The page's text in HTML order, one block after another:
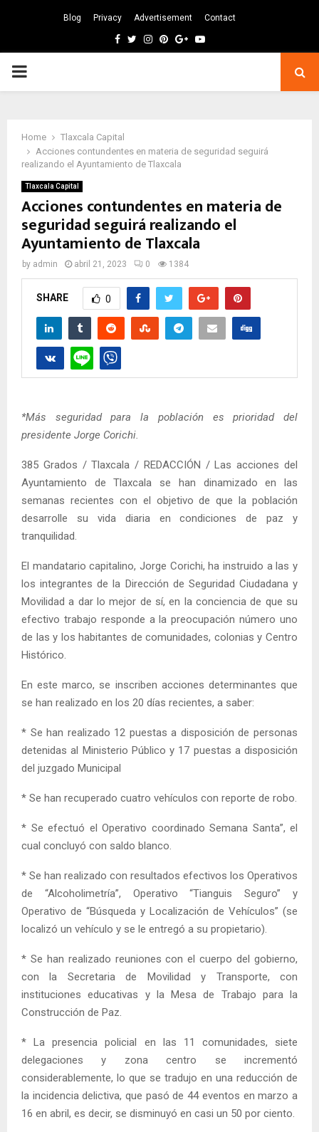
Blog Privacy Advertisement Contact
Facebook
TwitterInstagram
Pinterest
GoogleYoutube
PRIMARY
Home
Tlaxcala Capital
Acciones contundentes en materia de seguridad seguirá
realizando el Ayuntamiento de Tlaxcala
Tlaxcala Capital
Acciones contundentes en materia de
seguridad seguirá realizando el
Ayuntamiento de Tlaxcala
by admin abril 21, 2023 0 1384
SHARE 0
*Más seguridad para la población es prioridad del
presidente Jorge Corichi.
385 Grados / Tlaxcala / REDACCIÓN / Las acciones del
Ayuntamiento de Tlaxcala se han dinamizado en las
semanas recientes con el objetivo de que la población
desarrolle su vida diaria en condiciones de paz y
tranquilidad.
El mandatario capitalino, Jorge Corichi, ha instruido a las y
los integrantes de la Dirección de Seguridad Ciudadana y
Movilidad a dar lo mejor de sí, en la conciencia de que su
efectivo trabajo responde a la preocupación número uno
de las y los habitantes de comunidades, colonias y Centro
Histórico.
En este marco, se inscriben acciones determinantes que
se han realizado en los 20 días recientes, a saber:
* Se han realizado 12 puestas a disposición de personas
detenidas al Ministerio Público y 17 puestas a disposición
del juzgado Municipal
* Se han recuperado cuatro vehículos con reporte de robo.
* Se efectuó el Operativo coordinado Semana Santa”, el
cual concluyó con saldo blanco.
* Se han realizado con resultados efectivos los Operativos
de “Alcoholimetría”, Operativo “Tianguis Seguro” y
Operativo de “Búsqueda y Localización de Vehículos” (se
localizó un vehículo y se le entregó a su propietario).
* Se han realizado reuniones con el cuerpo del gobierno,
con la Secretaria de Movilidad y Transporte, con
instituciones educativas y la Mesa de Trabajo para la
Construcción de Paz.
* La presencia policial en las 11 comunidades, siete
delegaciones y zona centro se incrementó
considerablemente, lo que se tradujo en una reducción de
la incidencia delictiva, que pasó de 44 eventos en marzo a
16 en abril, es decir, se disminuyó en casi un 50 por ciento.